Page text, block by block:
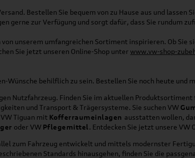
Bestellen Sie bequem von zu Hause aus und
gerne zur Verfügung und sorgt dafür, dass Sie rundum
unserem umfangreichen Sortiment inspirieren. Ob Sie
Sie jetzt unseren Online-Shop unter www.vw-shop-
behilflich zu sein. Bestellen Sie noch heute und
Nutzfahrzeug. Finden Sie im aktuellen
und Transport & Trägersysteme. Sie suchen VW
Tiguan mit Kofferraumeinlagen ausstatten wollen,
oder VW Pflegemittel. Entdecken Sie jetzt unsere VW
zum Fahrzeug entwickelt und mittels modernster
Standards hinausgehen, finden Sie die